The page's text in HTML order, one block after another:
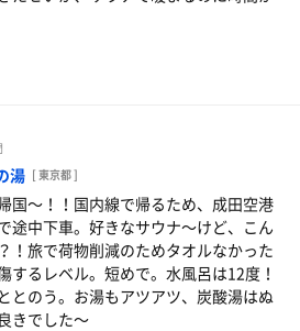
湯 [ 東京都 ]
国〜！！国内線で帰るため、成田空港
途中下車。好きなサウナ〜けど、こん
！旅で荷物削減のためタオルなかった
するレベル。短めで。水風呂は12度！
とのう。お湯もアツアツ、炭酸湯はぬ
きでした〜